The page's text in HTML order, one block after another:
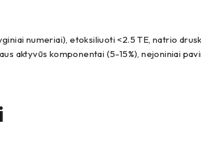
numeriai), etoksiliuoti <2.5 TE, natrio
aktyvūs komponentai (5-15%), nejoniniai